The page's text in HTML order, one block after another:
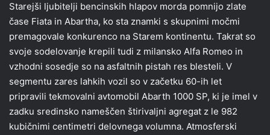
Starejši ljubitelji bencinskih hlapov morda pomnijo zlate
čase Fiata in Abartha, ko sta znamki s skupnimi močmi
premagovale konkurenco na Starem kontinentu. Takrat so
svoje sodelovanje krepili tudi z milansko Alfa Romeo in
vzhodni sosedje so na asfaltnih pistah res blesteli. V
segmentu zares lahkih vozil so v začetku 60-ih let
pripravili tekmovalni avtomobil Abarth 1000 SP, ki je imel v
zadku sredinsko nameščen štirivaljni agregat z le 982
kubičnimi centimetri delovnega volumna. Atmosferski